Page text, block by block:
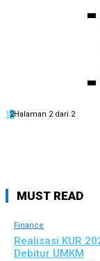
1 2Halaman 2 dari 2
MUST READ
Finance
Realisasi KUR
Debitur UMKM